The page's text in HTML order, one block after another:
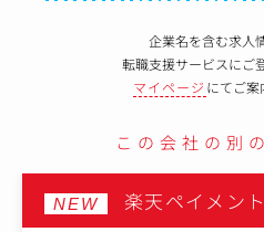
企業名を含む求人
転職支援サービスにご
マイページ にてご案
この会社の別
NEW 楽天ペイメン